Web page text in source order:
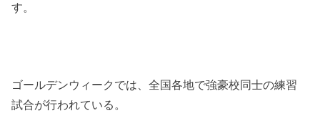
す。
ゴールデンウィークでは、全国各地で強豪校同士の練習
試合が行われている。